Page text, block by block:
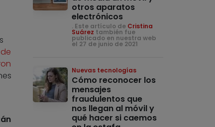
otros aparatos
electrónicos
. Este artículo de Cristina
Suárez también fue
publicado en nuestra web
el 27 de junio de 2021
Nuevas tecnologías
Cómo reconocer los
mensajes
fraudulentos que
nos llegan al móvil y
qué hacer si caemos